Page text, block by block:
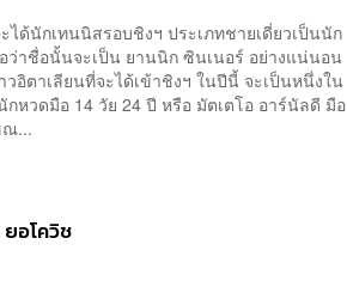
ได้นักเทนนิสรอบชิงฯ ประเภทชายเดี่ยวเป็นนัก
ว่าชื่อนั้นจะเป็น ยานนิก ซินเนอร์ อย่างแน่นอน
อิตาเลียนที่จะได้เข้าชิงฯ ในปีนี้ จะเป็นหนึ่งใน
หวดมือ 14 วัย 24 ปี หรือ มัตเตโอ อาร์นัลดี มือ
ณ...
ยอโควิช